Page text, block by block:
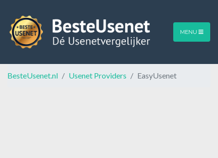
MENU
BesteUsenet.nl Usenet Providers EasyUsenet